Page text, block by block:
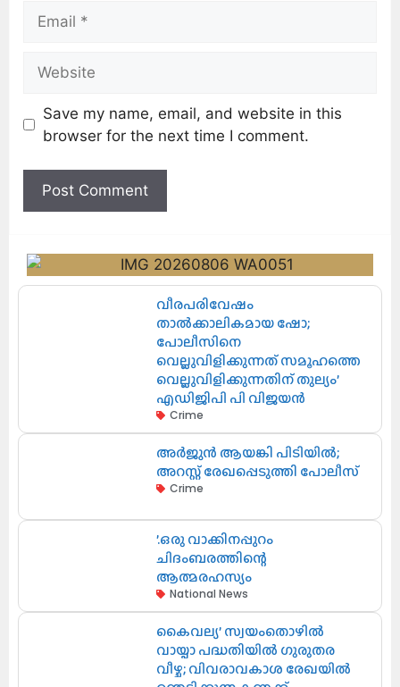
Save my name, email, and website in this
browser for the next time I comment.
വീരപരിവേഷം
താൽക്കാലികമായ ഷോ;
പോലീസിനെ
വെല്ലുവിളിക്കുന്നത് സമൂഹത്തെ
വെല്ലുവിളിക്കുന്നതിന് തുല്യം’
എഡിജിപി പി വിജയൻ
Crime
അർജുൻ ആയങ്കി പിടിയിൽ;
അറസ്റ്റ് രേഖപ്പെടുത്തി പോലീസ്
Crime
’.ഒരു വാക്കിനപ്പുറം
ചിദംബരത്തിന്റെ
ആത്മരഹസ്യം
National News
കൈവല്യ’ സ്വയംതൊഴിൽ
വായ്പാ പദ്ധതിയിൽ ഗുരുതര
വീഴ്ച; വിവരാവകാശ രേഖയിൽ